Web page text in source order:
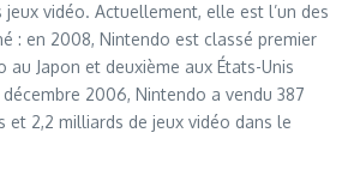
vidéo. Actuellement, elle est l’un des
: en 2008, Nintendo est classé premier
au Japon et deuxième aux États-Unis
décembre 2006, Nintendo a vendu 387
et 2,2 milliards de jeux vidéo dans le